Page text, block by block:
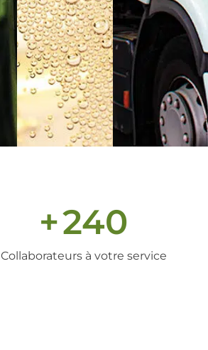
+240
Collaborateurs à votre service